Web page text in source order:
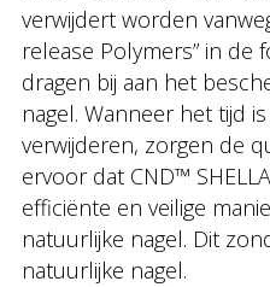
verwijdert worden
release Polymers” in de
dragen bij aan het
nagel. Wanneer het tijd
verwijderen, zorgen de
ervoor dat CND™
efficiënte en veilige
natuurlijke nagel. Dit
natuurlijke nagel.